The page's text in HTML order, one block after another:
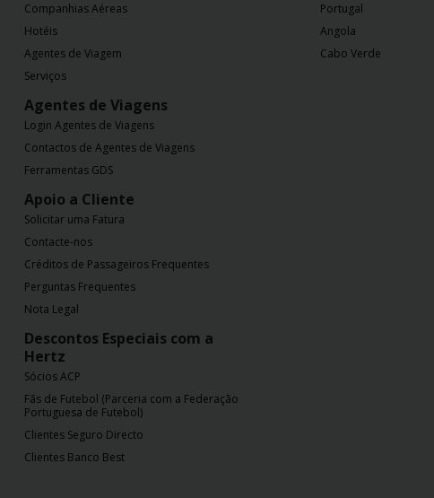
Companhias Aéreas
Hotéis
Agentes de Viagem
Serviços
Agentes de Viagens
Login Agentes de Viagens
Contactos de Agentes de Viagens
Ferramentas GDS
Apoio a Cliente
Solicitar uma Fatura
Contacte-nos
Créditos de Passageiros Frequentes
Perguntas Frequentes
Nota Legal
Descontos Especiais com a
Hertz
Sócios ACP
Fãs de Futebol (Parceria com a Federação
Portuguesa de Futebol)
Clientes Seguro Directo
Clientes Banco Best
Portugal
Angola
Cabo Verde